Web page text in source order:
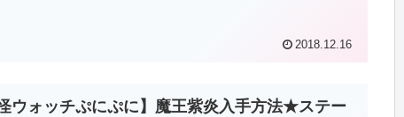
2018.12.16
怪ウォッチぷにぷに】魔王紫炎入手方法★ステー